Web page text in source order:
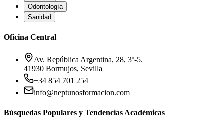
Odontología
Sanidad
Oficina Central
Av. República Argentina, 28, 3º-5.
41930 Bormujos, Sevilla
+34 854 701 254
info@neptunosformacion.com
Búsquedas Populares y Tendencias Académicas